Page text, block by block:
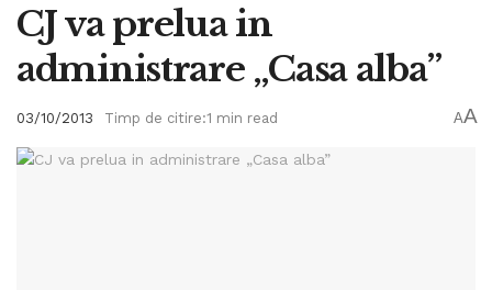
CJ va prelua in
administrare „Casa alba”
03/10/2013 Timp de citire:1 min read AA